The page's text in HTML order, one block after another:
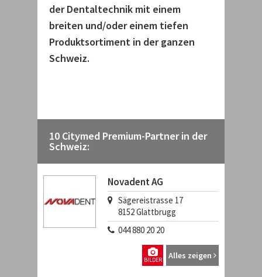
der Dentaltechnik mit einem
breiten und/oder einem tiefen
Produktsortiment in der ganzen
Schweiz.
10 Citymed Premium-Partner in der
Schweiz:
Novadent AG
Sägereistrasse 17
8152Glattbrugg
044 880 20 20
Alles zeigen
BILDER